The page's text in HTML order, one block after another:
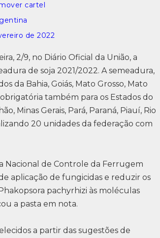
cartel
de 2022
2/9, no Diário Oficial da União, a
de soja 2021/2022. A semeadura,
da Bahia, Goiás, Mato Grosso, Mato
também para os Estados do
Minas Gerais, Pará, Paraná, Piauí, Rio
20 unidades da federação com
Nacional de Controle da Ferrugem
aplicação de fungicidas e reduzir os
pachyrhizi às moléculas
a pasta em nota.
a partir das sugestões de